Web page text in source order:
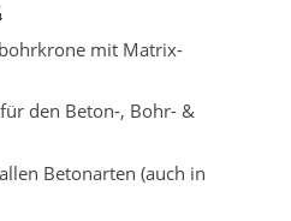
mit Matrix-
den Beton-, Bohr- &
Betonarten (auch in